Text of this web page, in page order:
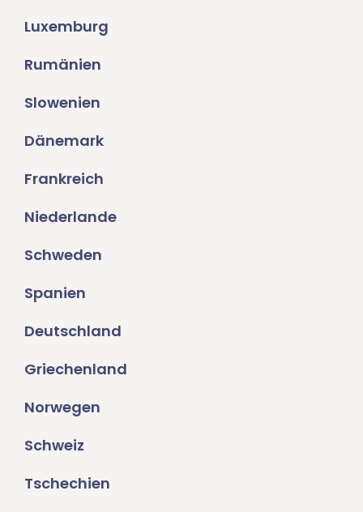
Luxemburg
Rumänien
Slowenien
Dänemark
Frankreich
Niederlande
Schweden
Spanien
Deutschland
Griechenland
Norwegen
Schweiz
Tschechien